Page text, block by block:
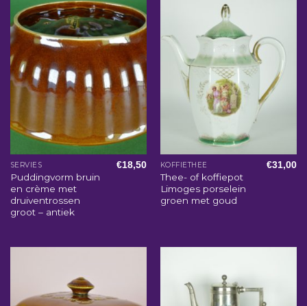
SERVIES
Puddingvorm bruin
en crème met
druiventrossen
groot – antiek
€18,50 KOFFIETHEE
Thee- of koffiepot
Limoges porselein
groen met goud
€31,00